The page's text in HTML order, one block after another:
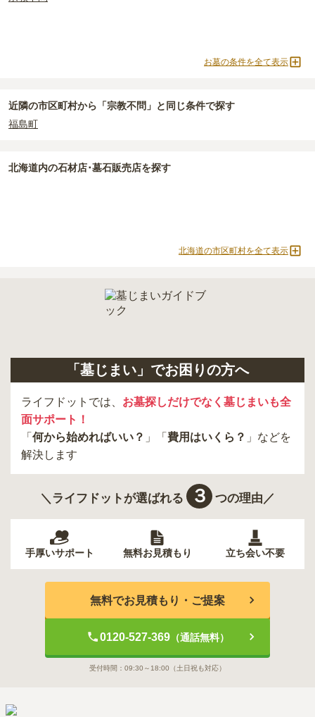
お墓の条件を全て表示
近隣の市区町村から 「宗教不問」と 同じ条件で探す
福島町
北海道内の石材店･墓石販売店を探す
北海道の市区町村を全て表示
「墓じまい」でお困りの方へ
ライフドットでは、 お墓探しだけでなく墓じまいも全
面サポート！
「 何から始めればいい？ 」「 費用はいくら？ 」などを
解決します
＼ライフドットが選ばれる ３ つの理由／
手厚いサポート 無料お見積もり 立ち会い不要
無料でお見積もり・ご提案
0120-527-369（通話無料）
受付時間： 09:30～18:00 （土日祝も対応）